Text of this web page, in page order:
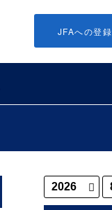
JFAへの登録